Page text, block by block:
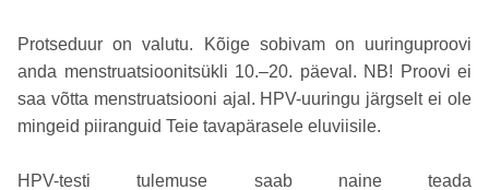
Protseduur on valutu. Kõige sobivam on uuringuproovi
anda menstruatsioonitsükli 10.–20. päeval. NB! Proovi ei
saa võtta menstruatsiooni ajal. HPV-uuringu järgselt ei ole
mingeid piiranguid Teie tavapärasele eluviisile.
HPV-testi tulemuse saab naine teada